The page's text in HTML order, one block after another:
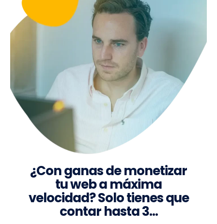
¿Con ganas de monetizar
tu web a máxima
velocidad? Solo tienes que
contar hasta 3…